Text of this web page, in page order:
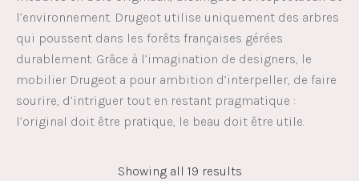
l’environnement. Drugeot utilise uniquement des arbres
qui poussent dans les forêts françaises gérées
durablement. Grâce à l’imagination de designers, le
mobilier Drugeot a pour ambition d’interpeller, de faire
sourire, d’intriguer tout en restant pragmatique :
l’original doit être pratique, le beau doit être utile.
Showing all 19 results